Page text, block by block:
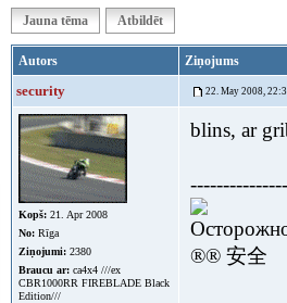
Jauna tēma Atbildēt
Autors Ziņojums
security 22. May 2008,
Kopš: 21. Apr 2008
No: Rīga
Ziņojumi: 2380
Braucu ar: ca4x4 ///ex
CBR1000RR FIREBLADE Black
Edition///
blins, ar
®® 安全